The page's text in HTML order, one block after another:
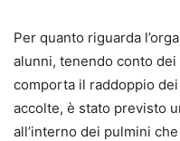
Per quanto riguarda
alunni, tenendo conto
comporta il raddoppio
accolte, è stato previsto
all’interno dei pulmini